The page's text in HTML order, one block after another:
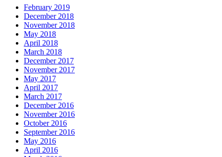
February 2019
December 2018
November 2018
May 2018
April 2018
March 2018
December 2017
November 2017
May 2017
April 2017
March 2017
December 2016
November 2016
October 2016
September 2016
May 2016
April 2016